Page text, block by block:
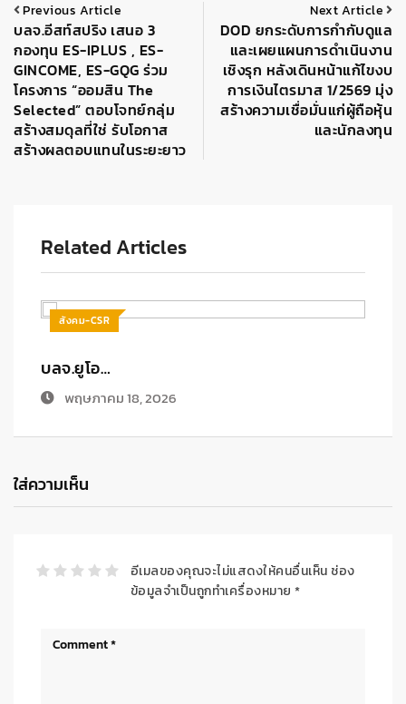
Previous Article
บลจ.อีสท์สปริง เสนอ 3
กองทุน ES-IPLUS , ES-
GINCOME, ES-GQG ร่วม
โครงการ “ออมสิน The
Selected” ตอบโจทย์กลุ่ม
สร้างสมดุลที่ใช่ รับโอกาส
สร้างผลตอบแทนในระยะยาว
Next Article
DOD ยกระดับการกำกับดูแล
และเผยแผนการดำเนินงาน
เชิงรุก หลังเดินหน้าแก้ไขงบ
การเงินไตรมาส 1/2569 มุ่ง
สร้างความเชื่อมั่นแก่ผู้ถือหุ้น
และนักลงทุน
Related Articles
สังคม-CSR
บลจ.ยูโอ…
มีนาคม 31, 2026
ใส่ความเห็น
อีเมลของคุณจะไม่แสดงให้คนอื่นเห็น ช่อง
ข้อมูลจำเป็นถูกทำเครื่องหมาย *